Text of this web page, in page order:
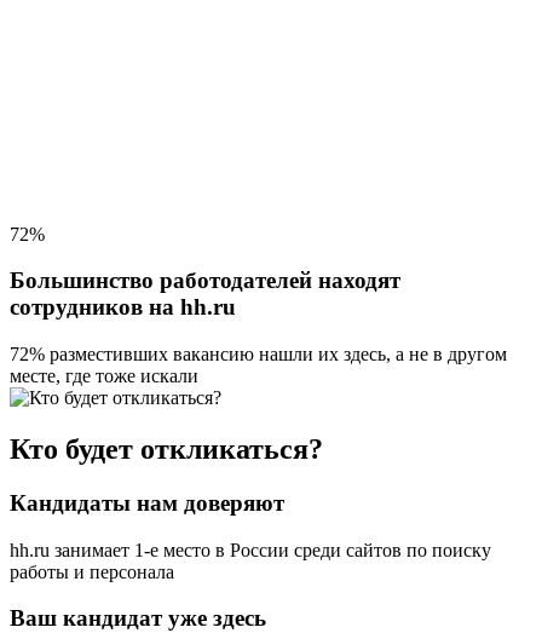
72%
Большинство работодателей находят
сотрудников на hh.ru
72% разместивших вакансию нашли их здесь, а не в другом
месте, где тоже искали
Кто будет откликаться?
Кандидаты нам доверяют
hh.ru занимает 1-е место в России среди сайтов по поиску
работы и персонала
Ваш кандидат уже здесь